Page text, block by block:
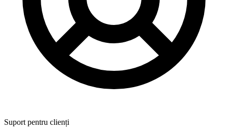
Suport pentru clienți